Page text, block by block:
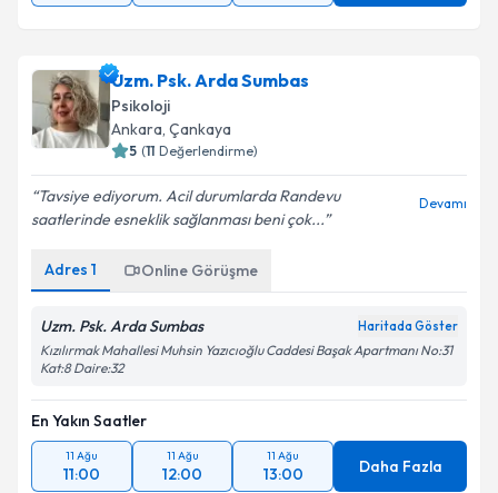
Uzm. Psk. Arda Sumbas
Psikoloji
Ankara, Çankaya
5 (11 Değerlendirme)
Tavsiye ediyorum. Acil durumlarda Randevu
saatlerinde esneklik sağlanması beni çok...
Devamı
Adres 1 Online Görüşme
Uzm. Psk. Arda Sumbas Haritada Göster
Kızılırmak Mahallesi Muhsin Yazıcıoğlu Caddesi Başak Apartmanı No:31
Kat:8 Daire:32
En Yakın Saatler
11 Ağu
11:00
11 Ağu
12:00
11 Ağu
13:00 Daha Fazla